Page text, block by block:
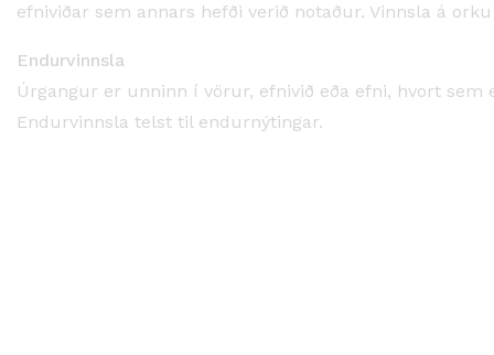
efniviðar sem annars hefði verið notaður. Vinnsla á
Endurvinnsla
Úrgangur er unninn í vörur, efnivið eða efni, hvort
Endurvinnsla telst til endurnýtingar.